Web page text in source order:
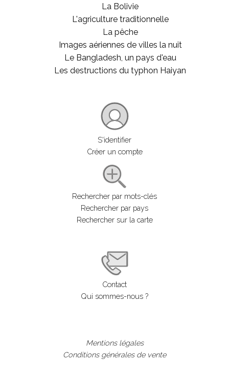
La Bolivie
L'agriculture traditionnelle
La pêche
Images aériennes de villes la nuit
Le Bangladesh, un pays d'eau
Les destructions du typhon Haiyan
S'identifier
Créer un compte
Rechercher par mots-clés
Rechercher par pays
Rechercher sur la carte
Contact
Qui sommes-nous ?
Mentions légales
Conditions générales de vente